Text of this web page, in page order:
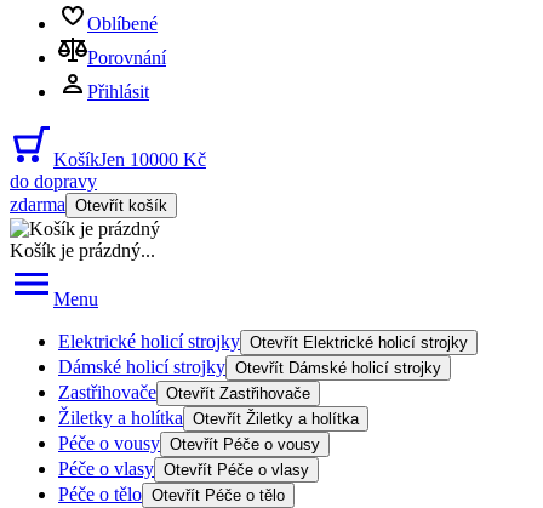
Oblíbené
Porovnání
Přihlásit
KošíkJen 10000 Kč
do dopravy
zdarma Otevřít košík
Košík je prázdný...
Menu
Elektrické holicí strojky Otevřít Elektrické holicí strojky
Dámské holicí strojky Otevřít Dámské holicí strojky
Zastřihovače Otevřít Zastřihovače
Žiletky a holítka Otevřít Žiletky a holítka
Péče o vousy Otevřít Péče o vousy
Péče o vlasy Otevřít Péče o vlasy
Péče o tělo Otevřít Péče o tělo